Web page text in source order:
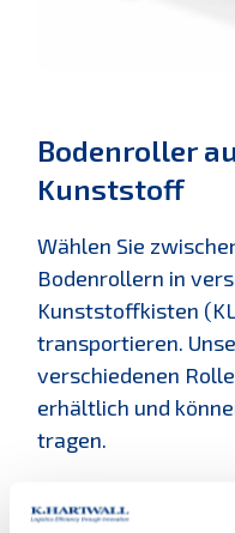
Bodenroller
Kunststoff
Wählen Sie
Bodenrollern in
Kunststoffkisten
transportieren.
verschiedenen
erhältlich und
tragen.
für die Lagerung,